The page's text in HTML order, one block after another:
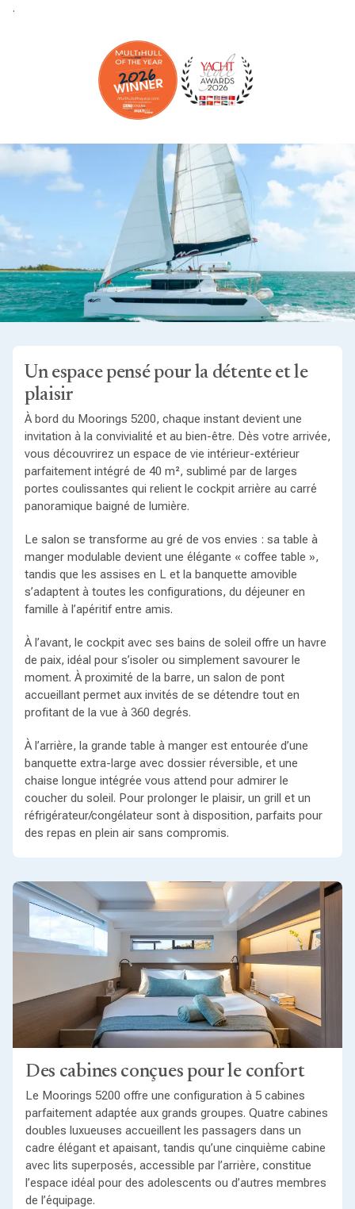
.
Un espace pensé pour la détente et le
plaisir
À bord du Moorings 5200, chaque instant devient une
invitation à la convivialité et au bien-être. Dès votre arrivée,
vous découvrirez un espace de vie intérieur-extérieur
parfaitement intégré de 40 m², sublimé par de larges
portes coulissantes qui relient le cockpit arrière au carré
panoramique baigné de lumière.
Le salon se transforme au gré de vos envies : sa table à
manger modulable devient une élégante « coffee table »,
tandis que les assises en L et la banquette amovible
s’adaptent à toutes les configurations, du déjeuner en
famille à l’apéritif entre amis.
À l’avant, le cockpit avec ses bains de soleil offre un havre
de paix, idéal pour s’isoler ou simplement savourer le
moment. À proximité de la barre, un salon de pont
accueillant permet aux invités de se détendre tout en
profitant de la vue à 360 degrés.
À l’arrière, la grande table à manger est entourée d’une
banquette extra-large avec dossier réversible, et une
chaise longue intégrée vous attend pour admirer le
coucher du soleil. Pour prolonger le plaisir, un grill et un
réfrigérateur/congélateur sont à disposition, parfaits pour
des repas en plein air sans compromis.
Des cabines conçues pour le confort
Le Moorings 5200 offre une configuration à 5 cabines
parfaitement adaptée aux grands groupes. Quatre cabines
doubles luxueuses accueillent les passagers dans un
cadre élégant et apaisant, tandis qu’une cinquième cabine
avec lits superposés, accessible par l’arrière, constitue
l’espace idéal pour des adolescents ou d’autres membres
de l’équipage.